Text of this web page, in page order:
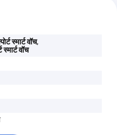
स्मार्ट वॉच,
स्मार्ट वॉच